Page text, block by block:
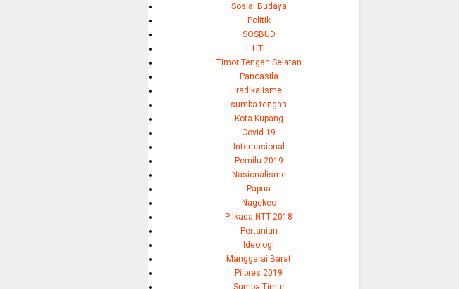
Sosial Budaya
Politik
SOSBUD
HTI
Timor Tengah Selatan
Pancasila
radikalisme
sumba tengah
Kota Kupang
Covid-19
Internasional
Pemilu 2019
Nasionalisme
Papua
Nagekeo
Pilkada NTT 2018
Pertanian
Ideologi
Manggarai Barat
Pilpres 2019
Sumba Timur